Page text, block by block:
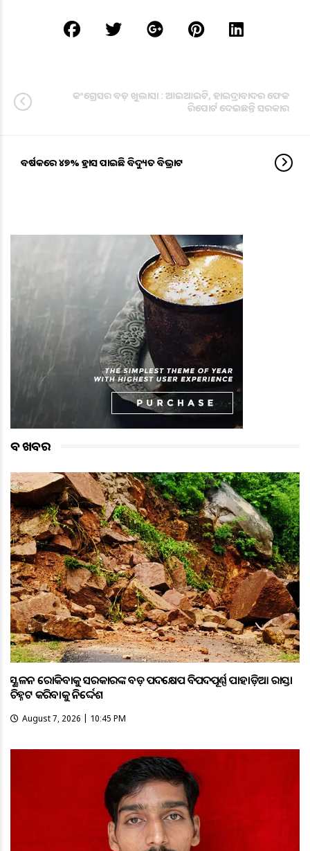
କଂଗ୍ରେସର ବଡ଼ ଖୁଲାସା : ଆଇଆଇଟି, ହାଇଦ୍ରାବାଦର ଫେକ
ରିପୋର୍ଟ ଦେଇଛନ୍ତି ସରକାର
ବର୍ଷକରେ ୪୭% ହ୍ରାସ ପାଇଛି ବିଦ୍ୟୁତ ବିଭ୍ରାଟ
ବଡ ଖବର
ଭୂସ୍ଖଳନ ରୋକିବାକୁ ସରକାରଙ୍କ ବଡ଼ ପଦକ୍ଷେପ ବିପଦପୂର୍ଣ୍ଣ ପାହାଡ଼ିଆ ରାସ୍ତା
ଚିହ୍ନଟ କରିବାକୁ ନିର୍ଦ୍ଦେଶ
August 7, 2026 | 10:45 PM